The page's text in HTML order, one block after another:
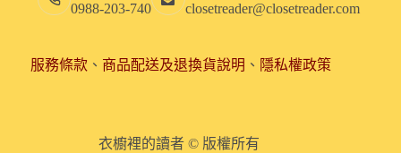
0988-203-740
closetreader@closetreader.com
服務條款、 商品配送及退換貨說明 、 隱私權政策
衣櫥裡的讀者 © 版權所有